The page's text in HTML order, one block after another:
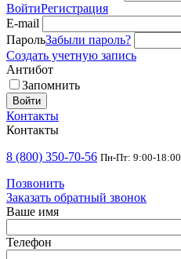
ВойтиРегистрация
E-mail
ПарольЗабыли пароль?
Создать учетную запись
Антибот
Запомнить
Войти
Контакты
Контакты
8 (800) 350-70-56 Пн-Пт: 9:00-18:00
Позвонить
Заказать обратный звонок
Ваше имя
Телефон